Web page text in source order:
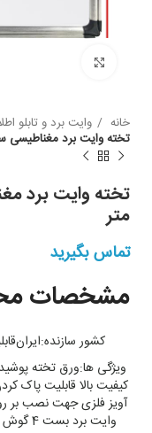
خانه وایت برد و تابلو
تخته وایت برد مغناطیسی سایز 100 × 80
متر
تماس بگیرید
مشخصات
کشور سازنده:ایران
ویژگی ها:ورق تخته
آویز فلزی جهت نصب بر
وایت برد بست 4 گوش پلاستیکی با مقاومت بالا با رنگ بندی متنوع